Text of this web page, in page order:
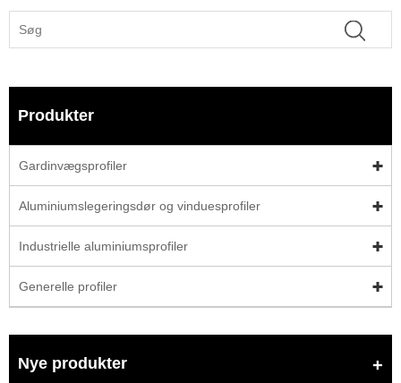
Produkter
Gardinvægsprofiler
Aluminiumslegeringsdør og vinduesprofiler
Industrielle aluminiumsprofiler
Generelle profiler
Nye produkter